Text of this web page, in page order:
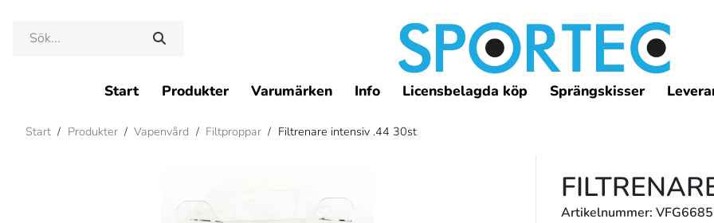
Start Produkter Varumärken Info Licensbelagda köp Sprängskisser
Start / Produkter / Vapenvård / Filtproppar / Filtrenare intensiv .44 30st
Artikelnummer: